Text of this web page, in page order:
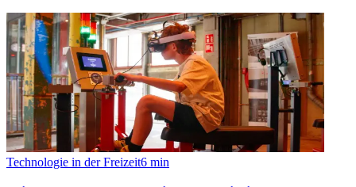
Technologie in der Freizeit6 min